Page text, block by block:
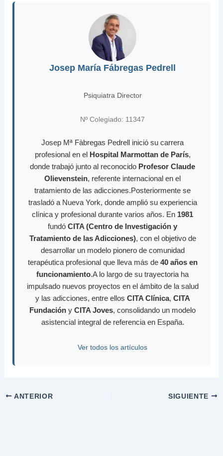
Josep María Fábregas Pedrell
Psiquiatra Director
Nº Colegiado: 11347
Josep Mª Fàbregas Pedrell inició su carrera
profesional en el Hospital Marmottan de París,
donde trabajó junto al reconocido Profesor Claude
Olievenstein, referente internacional en el
tratamiento de las adicciones.Posteriormente se
trasladó a Nueva York, donde amplió su experiencia
clínica y profesional durante varios años. En 1981
fundó CITA (Centro de Investigación y
Tratamiento de las Adicciones), con el objetivo de
desarrollar un modelo pionero de comunidad
terapéutica profesional que lleva más de 40 años en
funcionamiento.A lo largo de su trayectoria ha
impulsado nuevos proyectos en el ámbito de la salud
y las adicciones, entre ellos CITA Clínica, CITA
Fundación y CITA Joves, consolidando un modelo
asistencial integral de referencia en España.
Ver todos los artículos
ANTERIOR SIGUIENTE